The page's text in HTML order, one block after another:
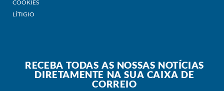
COOKIES
LÍTIGIO
RECEBA TODAS AS NOSSAS NOTÍCIAS
DIRETAMENTE NA SUA CAIXA DE
CORREIO